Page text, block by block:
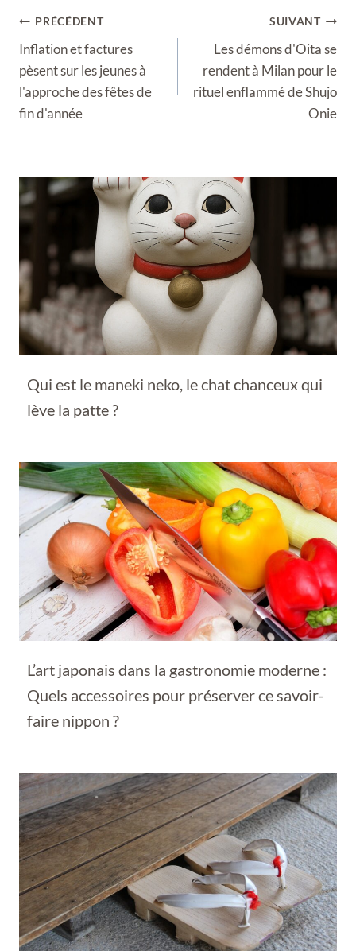
Navigation
de
l’article
PRÉCÉDENT
Inflation et factures
pèsent sur les jeunes à
l'approche des fêtes de
fin d'année
SUIVANT
Les démons d'Oita se
rendent à Milan pour le
rituel enflammé de Shujo
Onie
Qui est le maneki neko, le chat chanceux qui
lève la patte ?
L’art japonais dans la gastronomie moderne :
Quels accessoires pour préserver ce savoir-
faire nippon ?